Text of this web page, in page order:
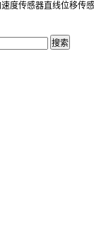
度传感器直线位移传